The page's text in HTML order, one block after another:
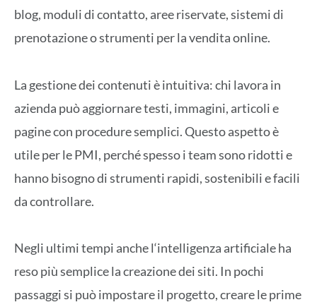
blog, moduli di contatto, aree riservate, sistemi di
prenotazione o strumenti per la vendita online.
La gestione dei contenutiè intuitiva: chi lavora in
azienda può aggiornare testi, immagini, articoli e
pagine con procedure semplici. Questo aspetto è
utile per le PMI, perché spessoi teamsono ridotti e
hanno bisogno di strumenti rapidi, sostenibili e facili
da controllare.
Negli ultimi tempi anche l‘intelligenza artificiale ha
reso più semplice la creazione dei siti. In pochi
passaggi si può impostare il progetto, creare le prime